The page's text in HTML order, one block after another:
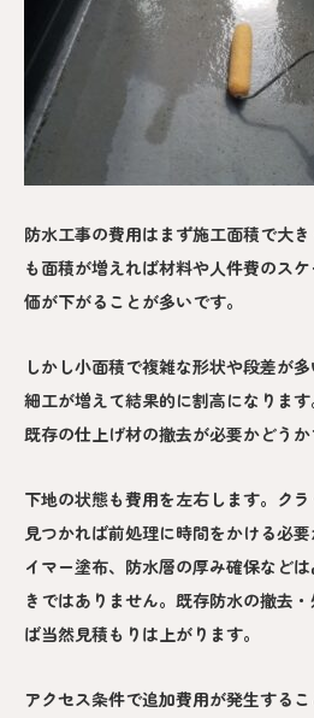
防水工事の費用はまず施工面積で大
も面積が増えれば材料や人件費のス
価が下がることが多いです。
しかし小面積で複雑な形状や段差が
細工が増えて結果的に割高になります
既存の仕上げ材の撤去が必要かどうか
下地の状態も費用を左右します。ク
見つかれば前処理に時間をかける必
イマー塗布、防水層の厚み確保など
きではありません。既存防水の撤去
ば当然見積もりは上がります。
アクセス条件で追加費用が発生する